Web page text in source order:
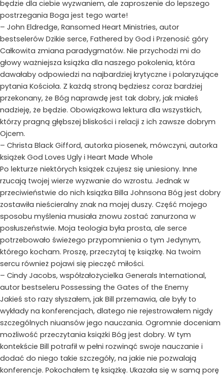
będzie dla ciebie wyzwaniem, ale zaproszenie do lepszego
postrzegania Boga jest tego warte!
– John Eldredge, Ransomed Heart Ministries, autor
bestselerów Dzikie serce, Fathered by God i Przenosić góry
Całkowita zmiana paradygmatów. Nie przychodzi mi do
głowy ważniejsza książka dla naszego pokolenia, która
dawałaby odpowiedzi na najbardziej krytyczne i polaryzujące
pytania Kościoła. Z każdą stroną będziesz coraz bardziej
przekonany, że Bóg naprawdę jest tak dobry, jak miałeś
nadzieję, że będzie. Obowiązkowa lektura dla wszystkich,
którzy pragną głębszej bliskości i relacji z ich zawsze dobrym
Ojcem.
– Christa Black Gifford, autorka piosenek, mówczyni, autorka
książek God Loves Ugly i Heart Made Whole
Po lekturze niektórych książek czujesz się uniesiony. Inne
rzucają twojej wierze wyzwanie do wzrostu. Jednak w
przeciwieństwie do nich książka Billa Johnsona Bóg jest dobry
zostawiła nieścieralny znak na mojej duszy. Część mojego
sposobu myślenia musiała znowu zostać zanurzona w
posłuszeństwie. Moja teologia była prosta, ale serce
potrzebowało świeżego przypomnienia o tym Jedynym,
którego kocham. Proszę, przeczytaj tę książkę. Na twoim
sercu również pojawi się pieczęć miłości.
– Cindy Jacobs, współzałożycielka Generals International,
autor bestseleru Possessing the Gates of the Enemy
Jakieś sto razy słyszałem, jak Bill przemawia, ale były to
wykłady na konferencjach, dlatego nie rejestrowałem nigdy
szczególnych niuansów jego nauczania. Ogromnie doceniam
możliwość przeczytania książki Bóg jest dobry. W tym
kontekście Bill potrafił w pełni rozwinąć swoje nauczanie i
dodać do niego takie szczegóły, na jakie nie pozwalają
konferencje. Pokochałem tę książkę. Ukazała się w samą porę